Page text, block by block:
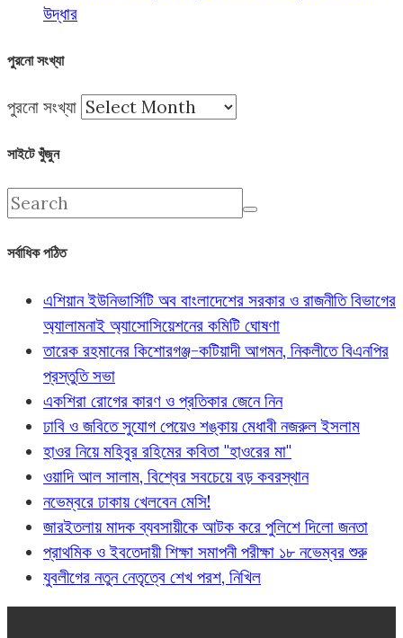
উদ্ধার
পুরনো সংখ্যা
পুরনো সংখ্যা
সাইটে খুঁজুন
সর্বাধিক পঠিত
এশিয়ান ইউনিভার্সিটি অব বাংলাদেশের সরকার ও রাজনীতি বিভাগের
অ্যালামনাই অ্যাসোসিয়েশনের কমিটি ঘোষণা
তারেক রহমানের কিশোরগঞ্জ-কটিয়াদী আগমন, নিকলীতে বিএনপির
প্রস্তুতি সভা
একশিরা রোগের কারণ ও প্রতিকার জেনে নিন
ঢাবি ও জবিতে সুযোগ পেয়েও শঙ্কায় মেধাবী নজরুল ইসলাম
হাওর নিয়ে মহিবুর রহিমের কবিতা "হাওরের মা"
ওয়াদি আল সালাম, বিশ্বের সবচেয়ে বড় কবরস্থান
নভেম্বরে ঢাকায় খেলবেন মেসি!
জারইতলায় মাদক ব্যবসায়ীকে আটক করে পুলিশে দিলো জনতা
প্রাথমিক ও ইবতেদায়ী শিক্ষা সমাপনী পরীক্ষা ১৮ নভেম্বর শুরু
যুবলীগের নতুন নেতৃত্বে শেখ পরশ, নিখিল